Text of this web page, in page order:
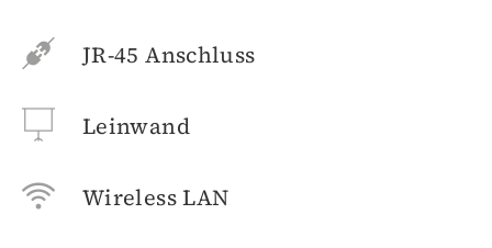
JR-45 Anschluss
Leinwand
Wireless LAN